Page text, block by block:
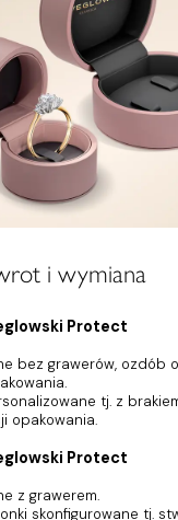
i wymiana
Protect
bez grawerów, ozdób
tj. z
opakowania.
Protect
z grawerem.
skonfigurowane tj.